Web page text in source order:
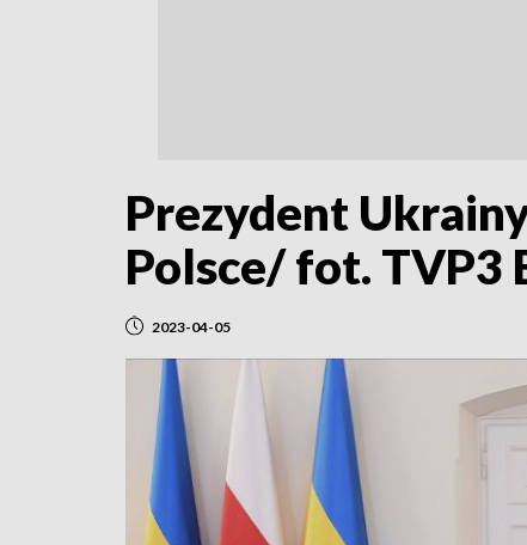
Prezydent
Polsce/ fot. TVP3
2023-04-05